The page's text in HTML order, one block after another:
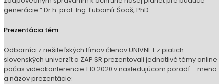
generácie.” Dr.h. prof. Ing. Ľubomír Šooš, PhD.
Prezentácia tém
Odborníci z riešiteľských tímov členov UNIVNET z piatich
slovenských univerzít a ZAP SR prezentovali jednotlivé témy online
počas videokonferencie 1.10.2020 v nasledujúcom poradí – meno
a názov prezentácie: